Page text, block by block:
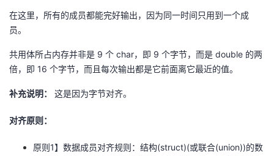
在这里，所有的成员都能完好输出，因为同一时间只用到一个成
员。
共用体所占内存并非是 9 个 char，即 9 个字节，而是 double 的两
倍，即 16 个字节，而且每次输出都是它前面离它最近的值。
补充说明： 这是因为字节对齐。
对齐原则：
原则1】数据成员对齐规则：结构(struct)(或联合(union))的数